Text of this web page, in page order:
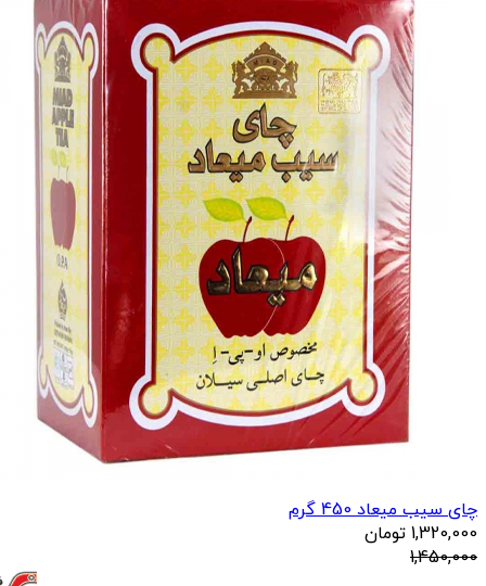
چای سیب میعاد 450 گرم
1,320,000 تومان
1,450,000